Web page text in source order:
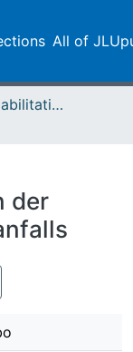
All of
Dissertationen/Habilitationen
der